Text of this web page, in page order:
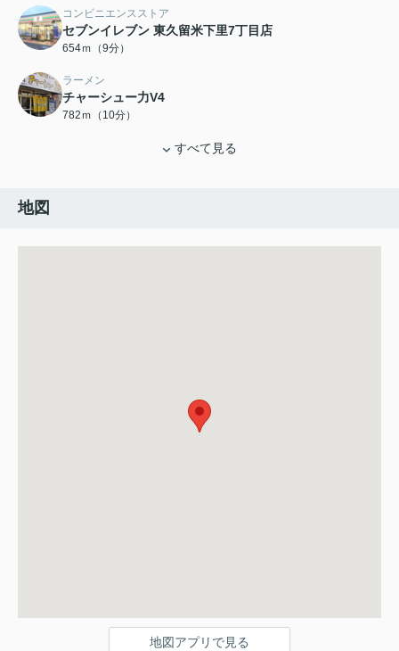
コンビニエンスストア
セブンイレブン 東久留米下里7丁目店
654ｍ（9分）
ラーメン
チャーシュー力V4
782ｍ（10分）
すべて見る
地図
地図アプリで見る